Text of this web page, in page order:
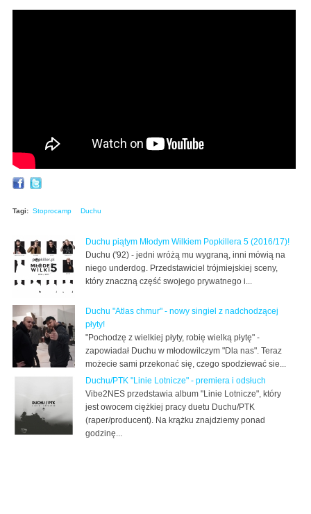
Tagi: Stoprocamp Duchu
Duchu piątym Młodym Wilkiem Popkillera 5 (2016/17)!
Duchu ('92) - jedni wróżą mu wygraną, inni mówią na
niego underdog. Przedstawiciel trójmiejskiej sceny,
który znaczną część swojego prywatnego i...
Duchu "Atlas chmur" - nowy singiel z nadchodzącej
płyty!
"Pochodzę z wielkiej płyty, robię wielką płytę" -
zapowiadał Duchu w młodowilczym "Dla nas". Teraz
możecie sami przekonać się, czego spodziewać sie...
Duchu/PTK "Linie Lotnicze" - premiera i odsłuch
Vibe2NES przedstawia album "Linie Lotnicze", który
jest owocem ciężkiej pracy duetu Duchu/PTK
(raper/producent). Na krążku znajdziemy ponad
godzinę...